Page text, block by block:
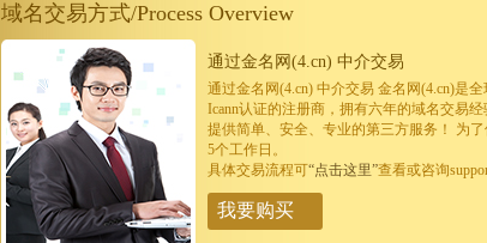
域名交易方式/Process Overview
通过金名网(4.cn) 中介交易
通过金名网(4.cn) 中介交易 金名网(4.cn)是
Icann认证的注册商，拥有六年的域名交易
提供简单、安全、专业的第三方服务！ 为
5个工作日。
具体交易流程可“点击这里”查看或咨询
我要购买